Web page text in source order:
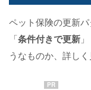
ペット保険の更新
「条件付きで更新
うなものか、詳しく
PR